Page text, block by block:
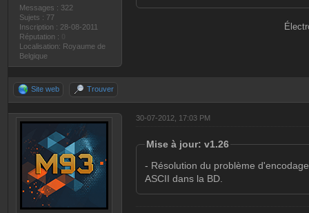
Messages : 322
Sujets : 77
Inscription : 28-08-2011
Réputation :
Localisation: Royaume de
Belgique
Site web Trouver
30-07-2012, 17:03 PM
Mise à jour: v1.26
- Résolution du problème
ASCII dans la BD.